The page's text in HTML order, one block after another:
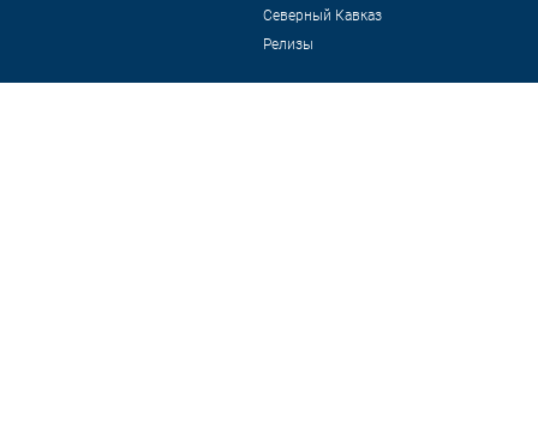
Северный Кавказ
Релизы